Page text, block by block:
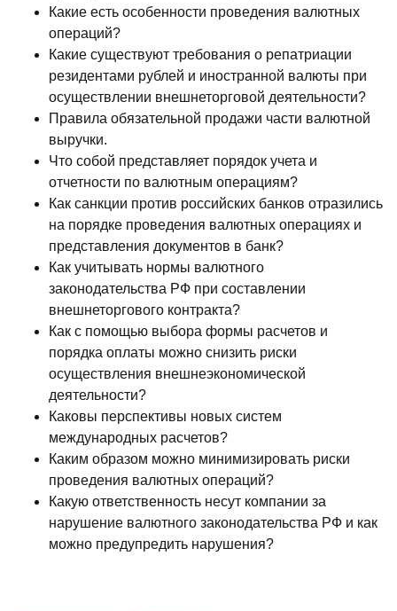
Какие есть особенности проведения валютных
операций?
Какие существуют требования о репатриации
резидентами рублей и иностранной валюты при
осуществлении внешнеторговой деятельности?
Правила обязательной продажи части валютной
выручки.
Что собой представляет порядок учета и
отчетности по валютным операциям?
Как санкции против российских банков отразились
на порядке проведения валютных операциях и
представления документов в банк?
Как учитывать нормы валютного
законодательства РФ при составлении
внешнеторгового контракта?
Как с помощью выбора формы расчетов и
порядка оплаты можно снизить риски
осуществления внешнеэкономической
деятельности?
Каковы перспективы новых систем
международных расчетов?
Каким образом можно минимизировать риски
проведения валютных операций?
Какую ответственность несут компании за
нарушение валютного законодательства РФ и как
можно предупредить нарушения?